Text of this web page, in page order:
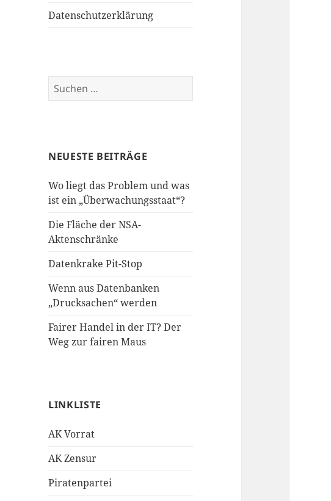
Datenschutzerklärung
Suchen
nach:
NEUESTE BEITRÄGE
Wo liegt das Problem und was
ist ein „Überwachungsstaat“?
Die Fläche der NSA-
Aktenschränke
Datenkrake Pit-Stop
Wenn aus Datenbanken
„Drucksachen“ werden
Fairer Handel in der IT? Der
Weg zur fairen Maus
LINKLISTE
AK Vorrat
AK Zensur
Piratenpartei